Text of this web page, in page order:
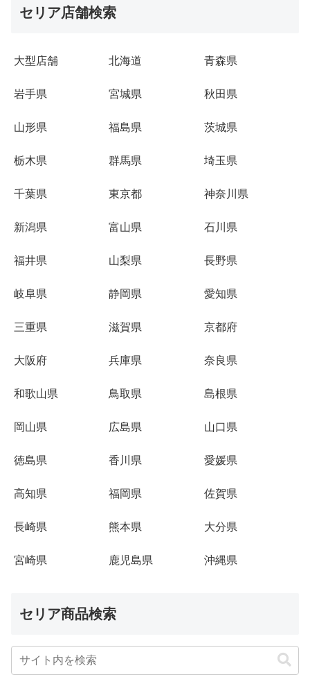
セリア店舗検索
大型店舗 北海道 青森県
岩手県 宮城県 秋田県
山形県 福島県 茨城県
栃木県 群馬県 埼玉県
千葉県 東京都 神奈川県
新潟県 富山県 石川県
福井県 山梨県 長野県
岐阜県 静岡県 愛知県
三重県 滋賀県 京都府
大阪府 兵庫県 奈良県
和歌山県 鳥取県 島根県
岡山県 広島県 山口県
徳島県 香川県 愛媛県
高知県 福岡県 佐賀県
長崎県 熊本県 大分県
宮崎県 鹿児島県 沖縄県
セリア商品検索